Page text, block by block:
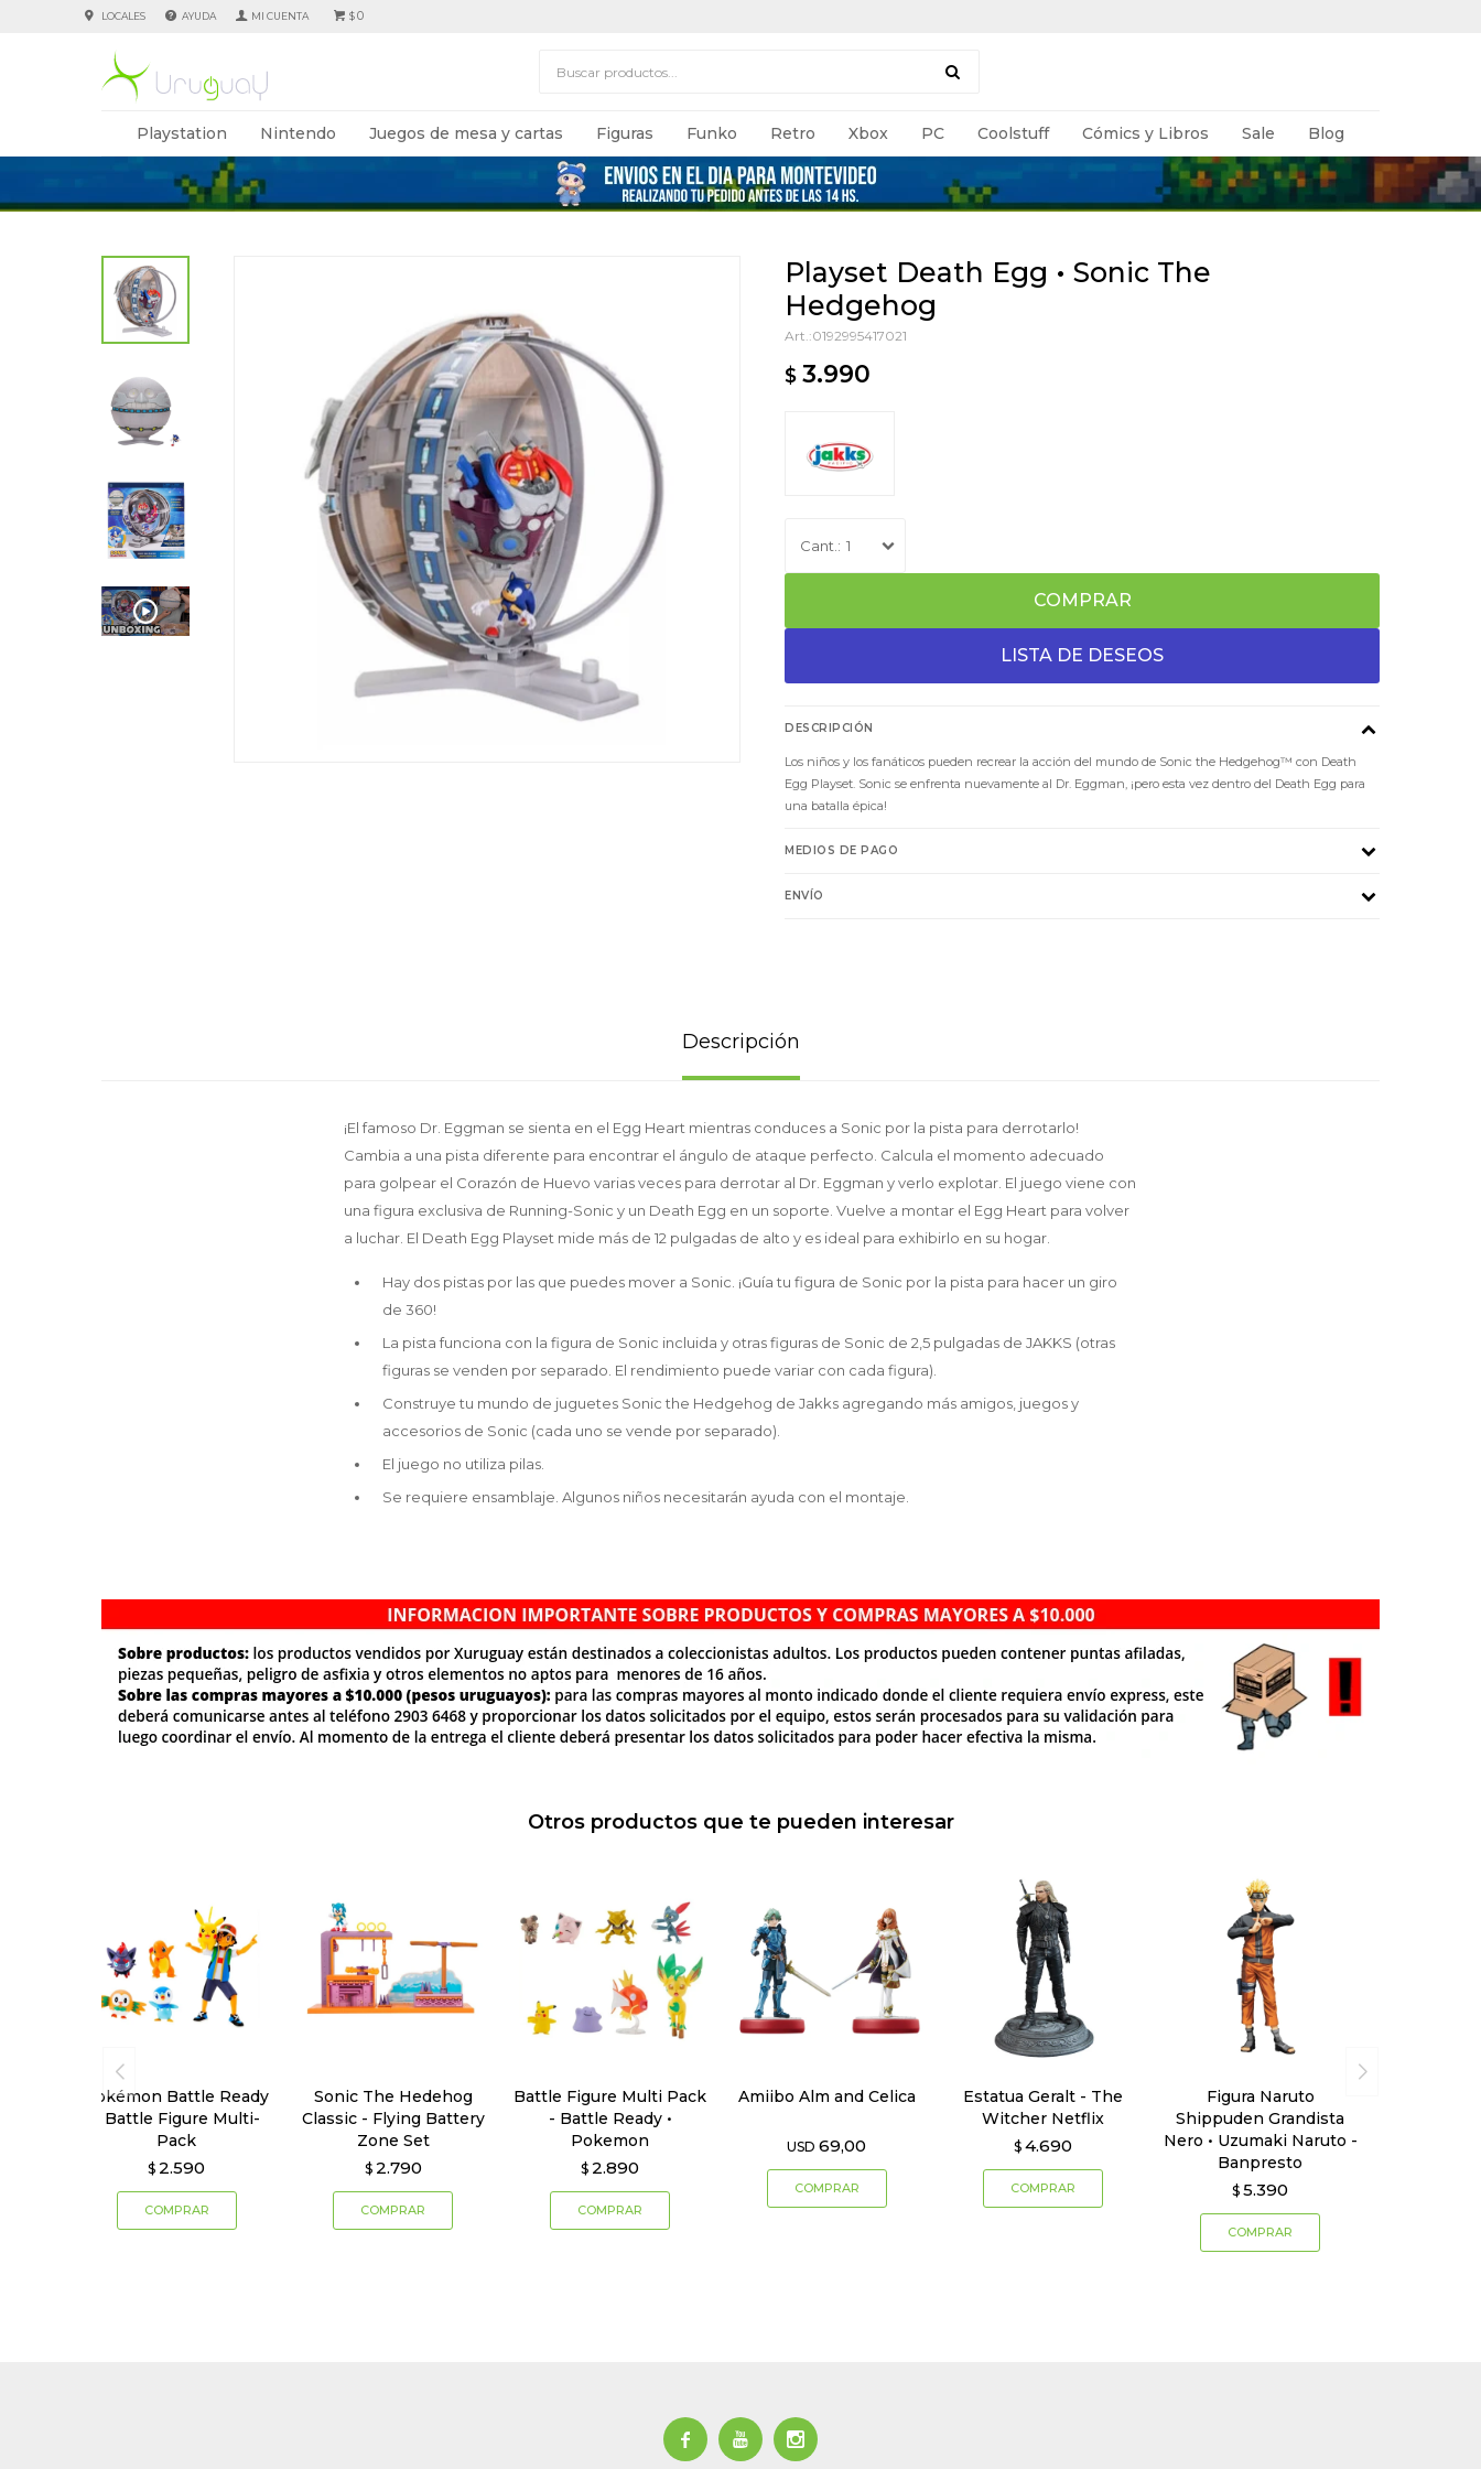
Playstation Nintendo Juegos de mesa y cartas Figuras Funko Retro Xbox PC Coolstuff Cómics y Libros Sale Blog
$0
LOCALES AYUDA
Playset Death Egg • Sonic The
Hedgehog
0192995417021
$ 3.990
1
COMPRAR
DESCRIPCIÓN
Los niños y los fanáticos pueden recrear la acción del mundo de Sonic the Hedgehog™ con Death
Egg Playset. Sonic se enfrenta nuevamente al Dr. Eggman, ¡pero esta vez dentro del Death Egg para
una batalla épica!
MEDIOS DE PAGO
ENVÍO
Descripción
¡El famoso Dr. Eggman se sienta en el Egg Heart mientras conduces a Sonic por la pista para derrotarlo!
Cambia a una pista diferente para encontrar el ángulo de ataque perfecto. Calcula el momento adecuado
para golpear el Corazón de Huevo varias veces para derrotar al Dr. Eggman y verlo explotar. El juego viene con
una figura exclusiva de Running-Sonic y un Death Egg en un soporte. Vuelve a montar el Egg Heart para volver
a luchar. El Death Egg Playset mide más de 12 pulgadas de alto y es ideal para exhibirlo en su hogar.
Hay dos pistas por las que puedes mover a Sonic. ¡Guía tu figura de Sonic por la pista para hacer un giro
de 360!
La pista funciona con la figura de Sonic incluida y otras figuras de Sonic de 2,5 pulgadas de JAKKS (otras
figuras se venden por separado. El rendimiento puede variar con cada figura).
Construye tu mundo de juguetes Sonic the Hedgehog de Jakks agregando más amigos, juegos y
accesorios de Sonic (cada uno se vende por separado).
El juego no utiliza pilas.
Se requiere ensamblaje. Algunos niños necesitarán ayuda con el montaje.
Otros productos que te pueden interesar
Pokémon Battle Ready
- Battle Figure Multi-
Pack
$ 2.590
Sonic The Hedehog
Classic - Flying Battery
Zone Set
$ 2.790
Battle Figure Multi Pack
- Battle Ready •
Pokemon
$ 2.890
Amiibo Alm and Celica
USD 69,00
Estatua Geralt - The
Witcher Netflix
$ 4.690
Figura Naruto
Shippuden Grandista
Nero • Uzumaki Naruto -
Banpresto
$ 5.390
  